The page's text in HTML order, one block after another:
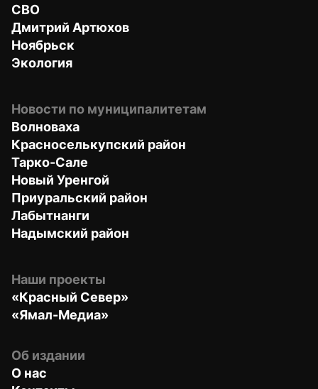
СВО
Дмитрий Артюхов
Ноябрьск
Экология
Новости по муниципалитетам
Волноваха
Красноселькупский район
Тарко-Сале
Новый Уренгой
Приуральский район
Лабытнанги
Надымский район
Наши проекты
«Красный Север»
«Ямал-Медиа»
Об издании
О нас